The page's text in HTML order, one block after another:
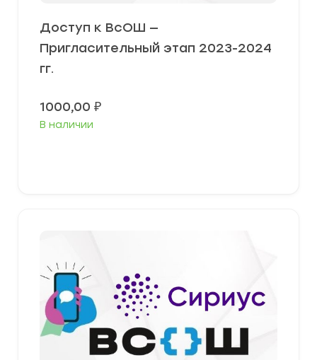
Доступ к ВсОШ —
Пригласительный этап 2023-2024
гг.
1000,00 ₽
В наличии